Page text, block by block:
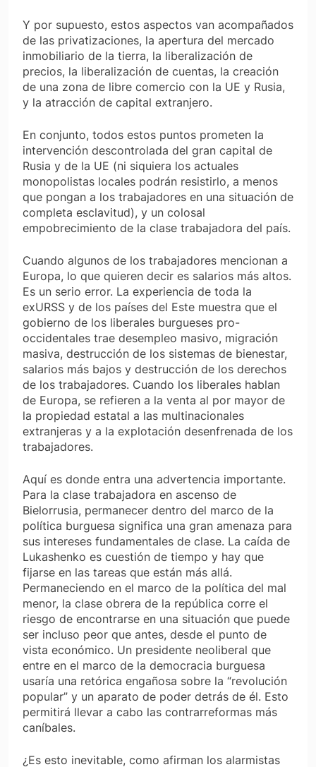
Y por supuesto, estos aspectos van acompañados
de las privatizaciones, la apertura del mercado
inmobiliario de la tierra, la liberalización de
precios, la liberalización de cuentas, la creación
de una zona de libre comercio con la UE y Rusia,
y la atracción de capital extranjero.
En conjunto, todos estos puntos prometen la
intervención descontrolada del gran capital de
Rusia y de la UE (ni siquiera los actuales
monopolistas locales podrán resistirlo, a menos
que pongan a los trabajadores en una situación de
completa esclavitud), y un colosal
empobrecimiento de la clase trabajadora del país.
Cuando algunos de los trabajadores mencionan a
Europa, lo que quieren decir es salarios más altos.
Es un serio error. La experiencia de toda la
exURSS y de los países del Este muestra que el
gobierno de los liberales burgueses pro-
occidentales trae desempleo masivo, migración
masiva, destrucción de los sistemas de bienestar,
salarios más bajos y destrucción de los derechos
de los trabajadores. Cuando los liberales hablan
de Europa, se refieren a la venta al por mayor de
la propiedad estatal a las multinacionales
extranjeras y a la explotación desenfrenada de los
trabajadores.
Aquí es donde entra una advertencia importante.
Para la clase trabajadora en ascenso de
Bielorrusia, permanecer dentro del marco de la
política burguesa significa una gran amenaza para
sus intereses fundamentales de clase. La caída de
Lukashenko es cuestión de tiempo y hay que
fijarse en las tareas que están más allá.
Permaneciendo en el marco de la política del mal
menor, la clase obrera de la república corre el
riesgo de encontrarse en una situación que puede
ser incluso peor que antes, desde el punto de
vista económico. Un presidente neoliberal que
entre en el marco de la democracia burguesa
usaría una retórica engañosa sobre la “revolución
popular” y un aparato de poder detrás de él. Esto
permitirá llevar a cabo las contrarreformas más
caníbales.
¿Es esto inevitable, como afirman los alarmistas